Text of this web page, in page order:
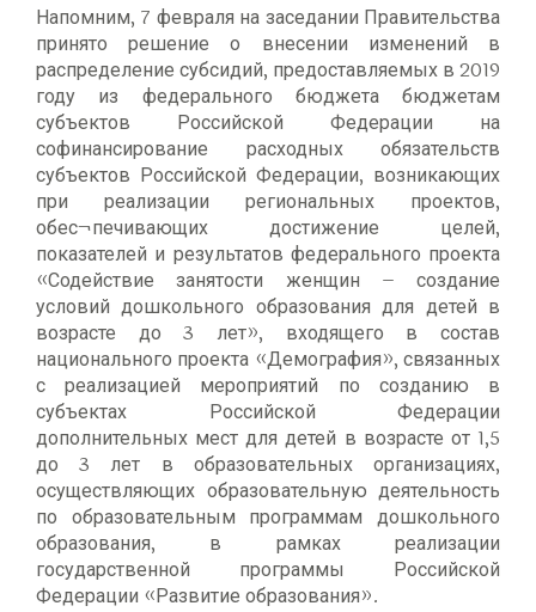
Напомним, 7 февраля на заседании Правительства
принято решение о внесении изменений в
распределение субсидий, предоставляемых в 2019
году из федерального бюджета бюджетам
субъектов Российской Федерации на
софинансирование расходных обязательств
субъектов Российской Федерации, возникающих
при реализации региональных проектов,
обес¬печивающих достижение целей,
показателей и результатов федерального проекта
«Содействие занятости женщин – создание
условий дошкольного образования для детей в
возрасте до 3 лет», входящего в состав
национального проекта «Демография», связанных
с реализацией мероприятий по созданию в
субъектах Российской Федерации
дополнительных мест для детей в возрасте от 1,5
до 3 лет в образовательных организациях,
осуществляющих образовательную деятельность
по образовательным программам дошкольного
образования, в рамках реализации
государственной программы Российской
Федерации «Развитие образования».